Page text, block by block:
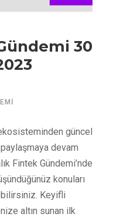
30
güncel
devam
Fintek Gündemi’nde
konuları
Keyifli
altın sunan ilk